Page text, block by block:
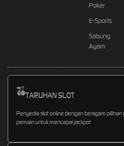
Poker
E-Sports
Sabung
Ayam
TARUHAN SLOT
Penyedia slot online dengan beragam
pemain untuk mencapai jackpot